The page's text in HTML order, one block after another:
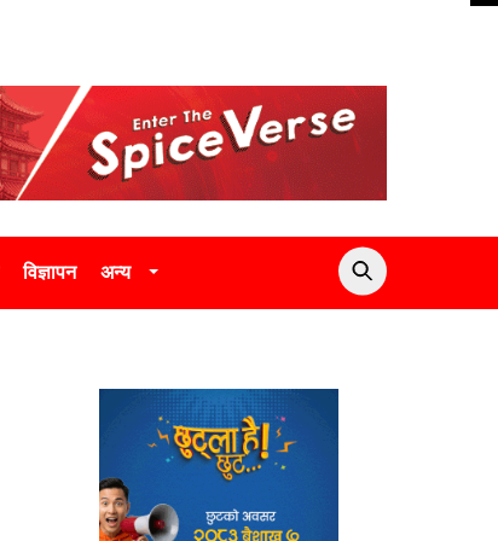
विज्ञापन अन्य